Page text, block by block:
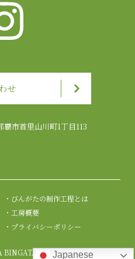
Japanese
市首里山川町1丁目113
びんがたの制作工程とは
工房概要
プライバシーポリシー
せ
BINGATA STUDIO